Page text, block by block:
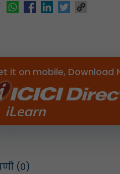
it on mobile, Download
(0)